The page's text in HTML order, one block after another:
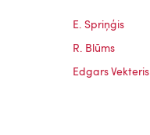
E. Spriņģis
R. Blūms
Edgars Vekteris